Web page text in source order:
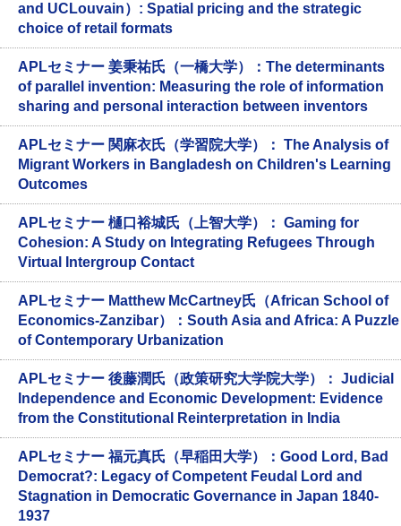
and UCLouvain）: Spatial pricing and the strategic
choice of retail formats
APLセミナー 姜秉祐氏（一橋大学）：The determinants
of parallel invention: Measuring the role of information
sharing and personal interaction between inventors
APLセミナー 関麻衣氏（学習院大学）： The Analysis of
Migrant Workers in Bangladesh on Children's Learning
Outcomes
APLセミナー 樋口裕城氏（上智大学）： Gaming for
Cohesion: A Study on Integrating Refugees Through
Virtual Intergroup Contact
APLセミナー Matthew McCartney氏（African School of
Economics-Zanzibar）：South Asia and Africa: A Puzzle
of Contemporary Urbanization
APLセミナー 後藤潤氏（政策研究大学院大学）： Judicial
Independence and Economic Development: Evidence
from the Constitutional Reinterpretation in India
APLセミナー 福元真氏（早稲田大学）：Good Lord, Bad
Democrat?: Legacy of Competent Feudal Lord and
Stagnation in Democratic Governance in Japan 1840-
1937